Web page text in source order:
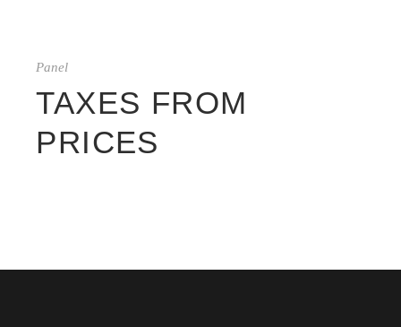
Panel
TAXES FROM
PRICES